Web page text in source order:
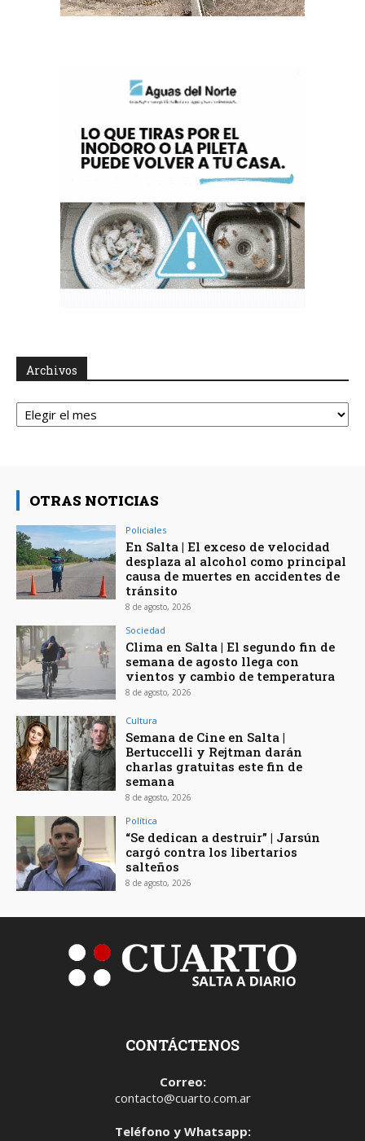
Archivos
Archivos
OTRAS NOTICIAS
Policiales
En Salta | El exceso de velocidad
desplaza al alcohol como principal
causa de muertes en accidentes de
tránsito
8 de agosto, 2026
Sociedad
Clima en Salta | El segundo fin de
semana de agosto llega con
vientos y cambio de temperatura
8 de agosto, 2026
Cultura
Semana de Cine en Salta |
Bertuccelli y Rejtman darán
charlas gratuitas este fin de
semana
8 de agosto, 2026
Política
“Se dedican a destruir” | Jarsún
cargó contra los libertarios
salteños
8 de agosto, 2026
CONTÁCTENOS
Correo:
contacto@cuarto.com.ar
Teléfono y Whatsapp: